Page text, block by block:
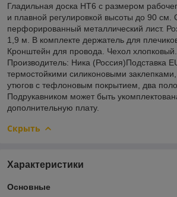
Гладильная доска НТ6 с размером
и плавной регулировкой высоты до 90 см.
перфорированный металлический лист.
1,9 м. В комплекте держатель для
Кронштейн для провода. Чехол хлопковый.
Производитель: Ника (Россия)Подставка
термостойкими силиконовыми
утюгов с тефлоновым покрытием, два
Подрукавником может быть
дополнительную плату.
Скрыть
Характеристики
Основные